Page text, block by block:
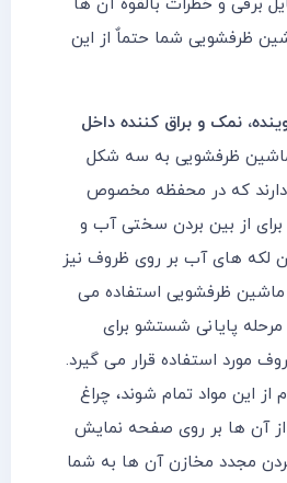
برقی و خطرات بالقوه آن ها
ظرفشویی شما حتماٌ از این
نمک و براق کننده داخل
ظرفشویی به سه شکل
که در محفظه مخصوص
برای از بین بردن سختی آب و
لکه های آب بر روی ظروف نیز
ظرفشویی استفاده می
مرحله پایانی شستشو برای
مورد استفاده قرار می گیرد.
از این مواد تمام شوند، چراغ
آن ها بر روی صفحه نمایش
مجدد مخازن آن ها به شما